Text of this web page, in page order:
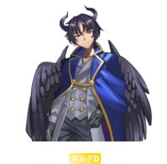
ギルドD